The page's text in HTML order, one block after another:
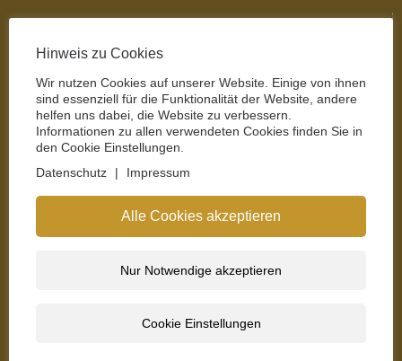
Simmersfelderstraße 55
Hinweis zu Cookies
Wir nutzen Cookies auf unserer Website. Einige von ihnen
sind essenziell für die Funktionalität der Website, andere
helfen uns dabei, die Website zu verbessern.
Informationen zu allen verwendeten Cookies finden Sie in
den Cookie Einstellungen.
Datenschutz
| Impressum
Alle Cookies akzeptieren
Nur Notwendige akzeptieren
Cookie Einstellungen